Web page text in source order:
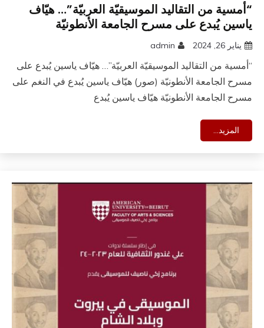
“أمسية من التقاليد الموسيقيّة العربيّة”… هيّاف
ياسين يُبدع على مسرح الجامعة الأنطونيّة
يناير 26, 2024 admin
“أمسية من التقاليد الموسيقيّة العربيّة”… هيّاف ياسين يُبدع على
مسرح الجامعة الأنطونيّة (صور) هيّاف ياسين يُبدع في النغم على
مسرح الجامعة الأنطونيّة هيّاف ياسين يُبدع
المزيد...